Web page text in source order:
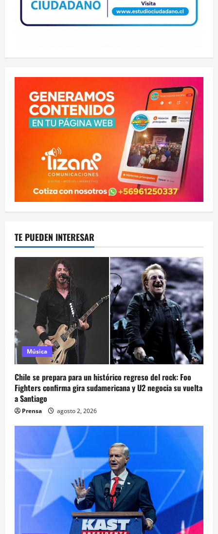
TE PUEDEN INTERESAR
Música
Chile se prepara para un histórico regreso del rock: Foo
Fighters confirma gira sudamericana y U2 negocia su vuelta
a Santiago
Prensa agosto 2, 2026